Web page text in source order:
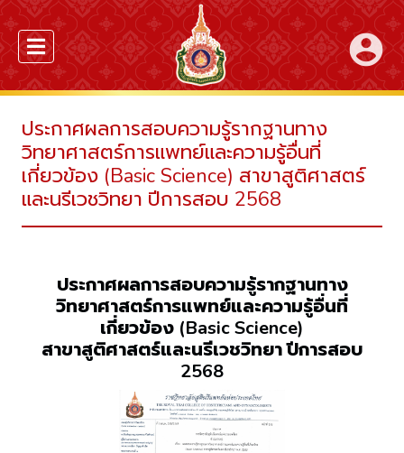
account_circle
ประกาศผลการสอบความรู้รากฐานทาง
วิทยาศาสตร์การแพทย์และความรู้อื่นที่
เกี่ยวข้อง (Basic Science) สาขาสูติศาสตร์
และนรีเวชวิทยา ปีการสอบ 2568
ประกาศผลการสอบความรู้รากฐานทาง
วิทยาศาสตร์การแพทย์และความรู้อื่นที่
เกี่ยวข้อง (Basic Science)
สาขาสูติศาสตร์และนรีเวชวิทยา ปีการสอบ
2568